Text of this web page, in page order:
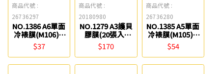
商品代號 :
26736297
NO.1386 A6單面
冷裱膜(M106) 8
張入 MBS
$37
商品代號 :
20180980
NO.1279 A3護貝
膠膜(20張入)
MBS
$170
商品代號 :
26736280
NO.1385 A5單面
冷裱膜(M105) 8
張入 MBS
$54